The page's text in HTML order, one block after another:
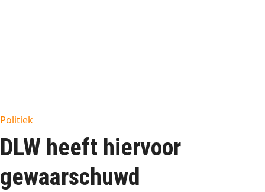
Politiek
DLW heeft hiervoor
gewaarschuwd